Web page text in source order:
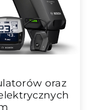
oraz